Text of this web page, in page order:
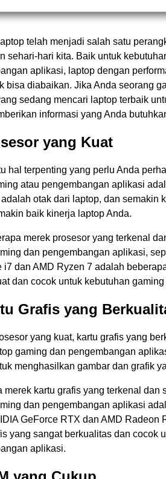
telah menjadi salah satu
sehari-hari kita. Baik untuk
aplikasi, laptop dengan
bisa diabaikan. Jika Anda seorang
sedang mencari laptop terbaik
informasi yang Anda
yang Kuat
hal terpenting yang perlu Anda
atau pengembangan aplikasi
otak dari laptop, dan semakin
baik kinerja laptop Anda.
merek prosesor yang terkenal
dan pengembangan aplikasi,
i7 dan AMD Ryzen 7 adalah
dan cocok untuk kebutuhan
Grafis yang
yang kuat, kartu grafis yang
gaming dan pengembangan
menghasilkan gambar dan grafik
merek kartu grafis yang terkenal dan
dan pengembangan aplikasi
GeForce RTX dan AMD Radeon
yang sangat berkualitas dan cocok
aplikasi.